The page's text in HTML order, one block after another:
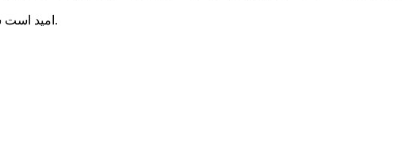
امید است شما همراهان گرامی و همیشگی بیش از پیش مجموعه ایپکچی را مورد لطف خود قرارداده و ما را مورد حمایت خودتان قرار دهید.